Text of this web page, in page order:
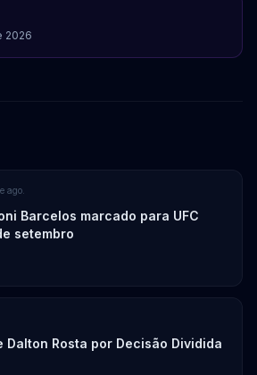
2026
ago.
Barcelos marcado para UFC
setembro
Dalton Rosta por Decisão Dividida